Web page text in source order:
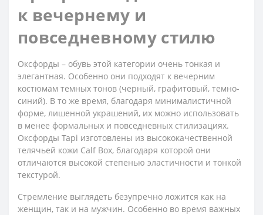
к вечернему и
повседневному стилю
Оксфорды – обувь этой категории очень тонкая и
элегантная. Особенно они подходят к вечерним
костюмам темных тонов (черный, графитовый, темно-
синий). В то же время, благодаря минималистичной
форме, лишенной украшений, их можно использовать
в менее формальных и повседневных стилизациях.
Оксфорды Tapi изготовлены из высококачественной
телячьей кожи Calf Box, благодаря которой они
отличаются высокой степенью эластичности и тонкой
текстурой.
Стремление выглядеть безупречно ложится как на
женщин, так и на мужчин. Особенно во время важных